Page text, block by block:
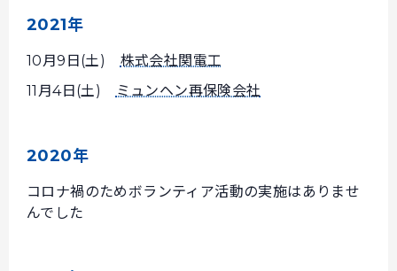
2021年
10月9日(土) 株式会社関電工
11月4日(土)
ミュンヘン再保険会社
2020年
コロナ禍のためボランティア活動の実施はありませ
んでした